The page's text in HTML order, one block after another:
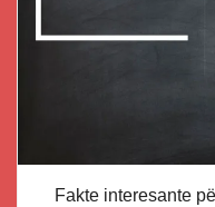
Fakte interesante